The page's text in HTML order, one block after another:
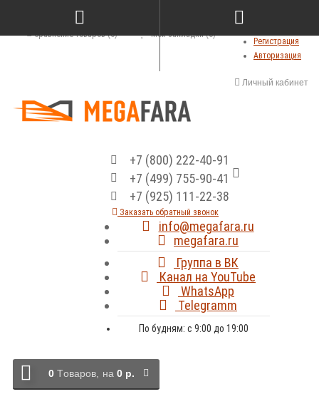
Регистрация
Авторизация
Личный кабинет
Мои закладки (0)
Сравнение товаров (0)
+7 (800) 222-40-91
+7 (499) 755-90-41
+7 (925) 111-22-38
Заказать обратный звонок
info@megafara.ru
megafara.ru
Группа в ВК
Канал на YouTube
WhatsApp
Telegramm
По будням: с 9:00 до 19:00
0 Tоваров, на 0 р.